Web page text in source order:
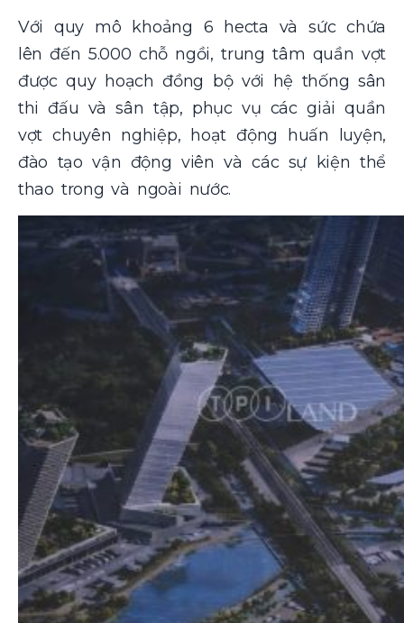
Với quy mô khoảng 6 hecta và sức chứa
lên đến 5.000 chỗ ngồi, trung tâm quần vợt
được quy hoạch đồng bộ với hệ thống sân
thi đấu và sân tập, phục vụ các giải quần
vợt chuyên nghiệp, hoạt động huấn luyện,
đào tạo vận động viên và các sự kiện thể
thao trong và ngoài nước.